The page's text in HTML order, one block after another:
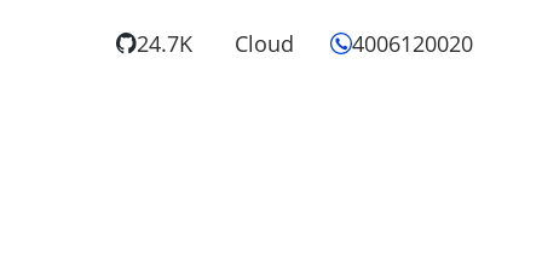
24.7K Cloud 4006120020